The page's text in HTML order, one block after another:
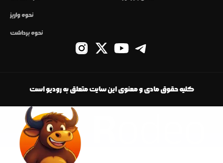
نحوه واریز
نحوه برداشت
کلیه حقوق مادی و معنوی این سایت متعلق به رودیو است